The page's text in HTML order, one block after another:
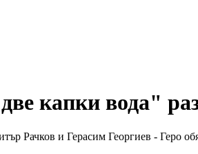
капки вода"
Рачков и Герасим Георгиев - Геро